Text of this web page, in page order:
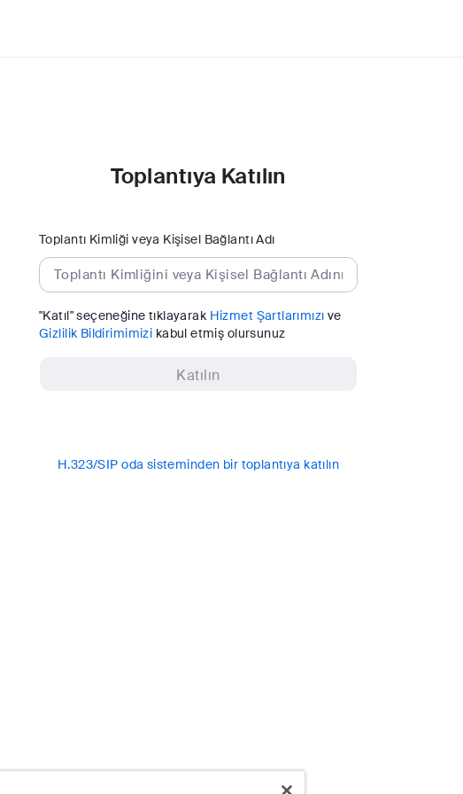
Toplantıya Katılın
Toplantı Kimliği veya Kişisel Bağlantı Adı
"Katıl" seçeneğine tıklayarak Hizmet Şartlarımızı ve
Gizlilik Bildirimimizi kabul etmiş olursunuz
Katılın
H.323/SIP oda sisteminden bir toplantıya katılın